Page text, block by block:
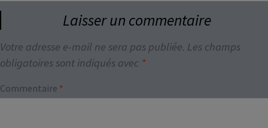
Laisser un commentaire
Votre adresse e-mail ne sera pas publiée. Les champs
obligatoires sont indiqués avec *
Commentaire *